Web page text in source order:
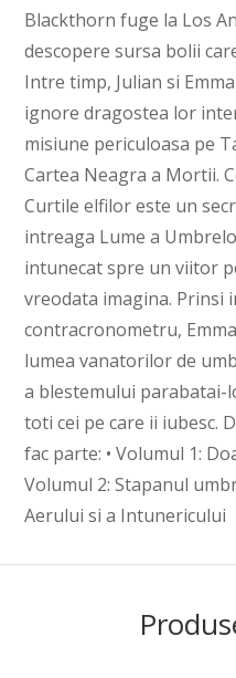
Blackthorn fuge la Los
descopere sursa bolii
Intre timp, Julian si
ignore dragostea lor
misiune periculoasa pe
Cartea Neagra a Mortii.
Curtile elfilor este un
intreaga Lume a
intunecat spre un viitor
vreodata imagina. Prinsi
contracronometru,
lumea vanatorilor de
a blestemului parabatai-
toti cei pe care ii iubesc.
fac parte: • Volumul 1:
Volumul 2: Stapanul
Aerului si a Intunericului